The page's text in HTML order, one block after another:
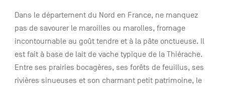
Dans le département du Nord en France, ne manquez
pas de savourer le maroilles ou marolles, fromage
incontournable au goût tendre et à la pâte onctueuse. Il
est fait à base de lait de vache typique de la Thiérache.
Entre ses prairies bocagères, ses forêts de feuillus, ses
rivières sinueuses et son charmant petit patrimoine, le